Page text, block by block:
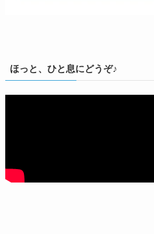
ほっと、ひと息にどうぞ♪